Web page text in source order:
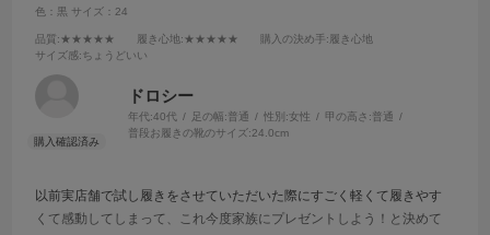
色：黒 サイズ：24
品質:★★★★★ 履き心地:★★★★★ 購入の決め手 :履き心地
サイズ感:ちょうどいい
ドロシー
年代:40代 足の幅: 普通 性別:女性 甲の高さ: 普通
普段お履きの靴のサイズ:24.0cm
以前実店舗で試し履きをさせていただいた際にすごく軽くて履きやす
くて感動してしまって、これ今度家族にプレゼントしよう！と決めて